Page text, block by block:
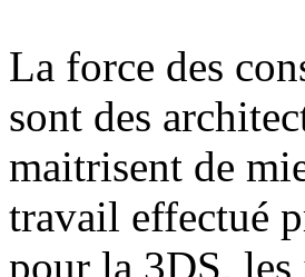
La force des
sont des
maitrisent de
travail effectué
pour la 3DS,